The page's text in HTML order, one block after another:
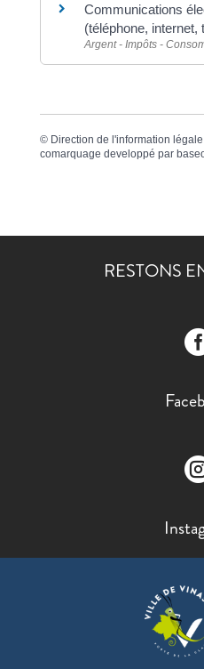
Communications
(téléphone, internet,
Argent - Impôts -
© Direction de l'information
comarquage developpé par
RESTONS